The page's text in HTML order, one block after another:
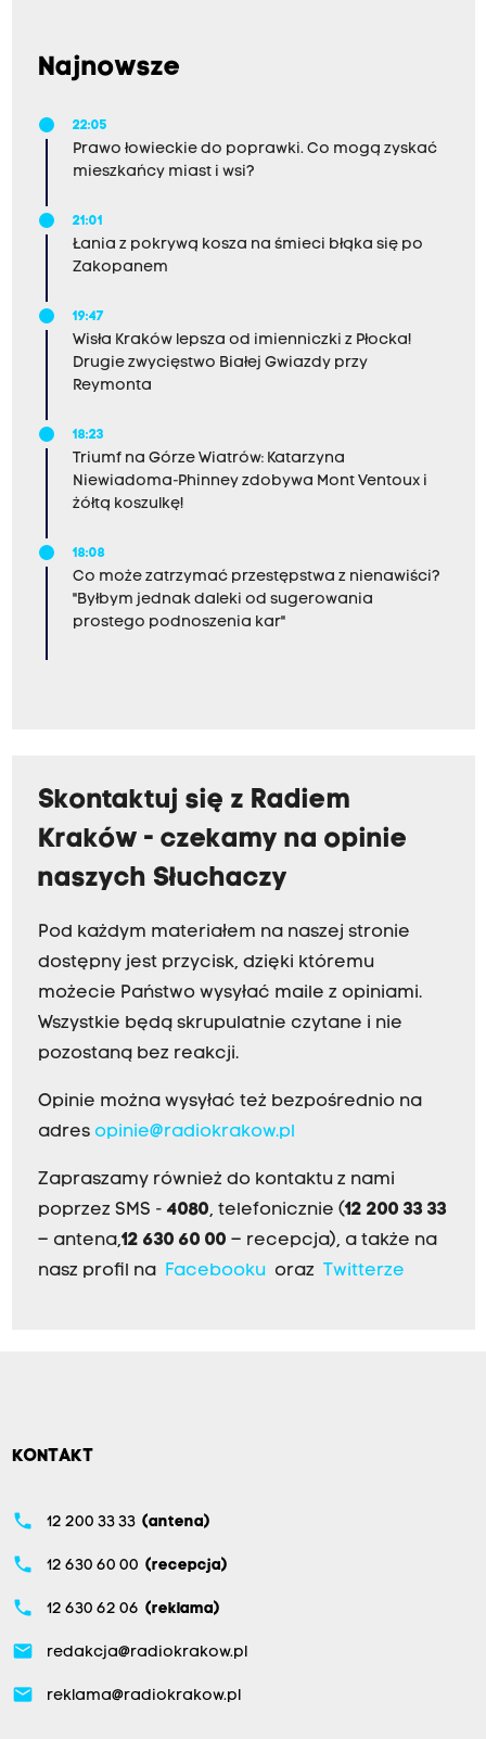
Najnowsze
22:05
Prawo łowieckie do poprawki. Co mogą zyskać
mieszkańcy miast i wsi?
21:01
Łania z pokrywą kosza na śmieci błąka się po
Zakopanem
19:47
Wisła Kraków lepsza od imienniczki z Płocka!
Drugie zwycięstwo Białej Gwiazdy przy
Reymonta
18:23
Triumf na Górze Wiatrów: Katarzyna
Niewiadoma-Phinney zdobywa Mont Ventoux i
żółtą koszulkę!
18:08
Co może zatrzymać przestępstwa z nienawiści?
"Byłbym jednak daleki od sugerowania
prostego podnoszenia kar"
Skontaktuj się z Radiem
Kraków - czekamy na opinie
naszych Słuchaczy
Pod każdym materiałem na naszej stronie
dostępny jest przycisk, dzięki któremu
możecie Państwo wysyłać maile z opiniami.
Wszystkie będą skrupulatnie czytane i nie
pozostaną bez reakcji.
Opinie można wysyłać też bezpośrednio na
adres opinie@radiokrakow.pl
Zapraszamy również do kontaktu z nami
poprzez SMS - 4080, telefonicznie (12 200 33 33
– antena,12 630 60 00 – recepcja), a także na
nasz profil na
Facebookuoraz Twitterze
KONTAKT
phone 12 200 33 33 (antena)
phone 12 630 60 00 (recepcja)
phone 12 630 62 06 (reklama)
email redakcja@radiokrakow.pl
email reklama@radiokrakow.pl